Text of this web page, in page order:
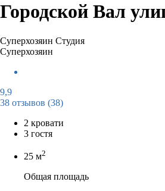
Городской Вал
Суперхозяин Студия
Суперхозяин
9,9
38 отзывов (38)
2 кровати
3 гостя
25 м2
Общая площадь